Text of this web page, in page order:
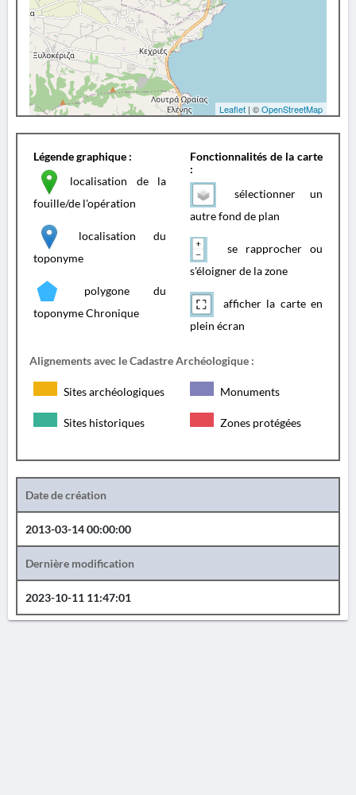
Leaflet | ©OpenStreetMap
Légende graphique :
localisation de la
fouille/de l'opération
localisation du
toponyme
polygone du
toponyme Chronique
Fonctionnalités de la carte
:
sélectionner un
autre fond de plan
se rapprocher ou
s'éloigner de la zone
afficher la carte en
plein écran
Alignements avec le Cadastre Archéologique :
Sites archéologiques Monuments
Sites historiques Zones protégées
Date de création
2013-03-14 00:00:00
Dernière modification
2023-10-11 11:47:01